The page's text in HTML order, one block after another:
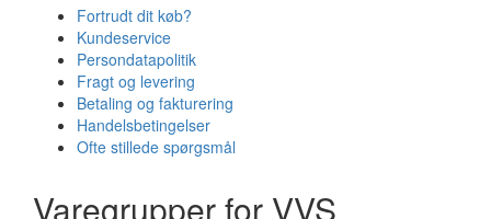
Fortrudt dit køb?
Kundeservice
Persondatapolitik
Fragt og levering
Betaling og fakturering
Handelsbetingelser
Ofte stillede spørgsmål
Varegrupper for VVS